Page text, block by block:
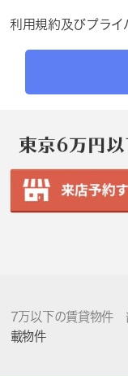
利用規約及びプライ
7万以下の賃貸物件
載物件